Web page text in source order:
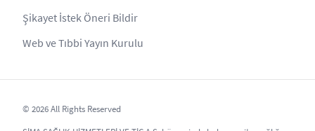
Şikayet İstek Öneri Bildir
Web ve Tıbbi Yayın Kurulu
© 2026 All Rights Reserved